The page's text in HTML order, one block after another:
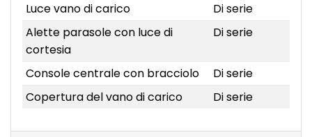
Luce vano di carico
Di serie
Alette parasole con luce di
cortesia
Di serie
Console centrale con bracciolo
Di serie
Copertura del vano di carico
Di serie